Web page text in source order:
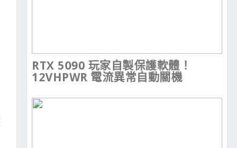
RTX 5090 玩家自製保護軟體！
12VHPWR 電流異常自動關機